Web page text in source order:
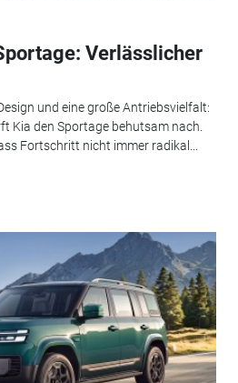
Verlässlicher
und eine große Antriebsvielfalt:
Kia den Sportage behutsam nach.
Fortschritt nicht immer radikal...